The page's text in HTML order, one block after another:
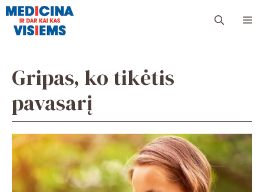
Pereiti
turinio
Gripas, ko tikėtis
pavasarį